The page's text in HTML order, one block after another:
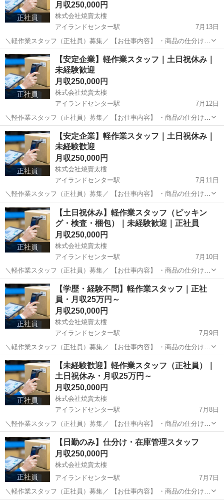
正社員
月収250,000円
株式会社焼賣太樓
アイランドセンター駅
7月13日
＼軽作業スタッフ（正社員）募集／ 【お仕事内容】 ・商品の仕分け・
ピッキング ・梱包・検査作業 ・在庫管理補助 難しいスキルは一切不
要！入社後に丁寧にお教えします。 【勤務条件】 📍 勤務地...
兵庫 神戸市 アイランドセンター駅 未経験
正社員
【安定企業】軽作業スタッフ｜土日祝休み｜
未経験歓迎
月収250,000円
株式会社焼賣太樓
アイランドセンター駅
7月12日
＼軽作業スタッフ（正社員）募集／ 【お仕事内容】 ・商品の仕分け・
ピッキング ・梱包・検査作業 ・在庫管理補助 難しいスキルは一切不
要！入社後に丁寧にお教えします。 【勤務条件】 📍 勤務地...
兵庫 神戸市 アイランドセンター駅
正社員
【安定企業】軽作業スタッフ｜土日祝休み｜
未経験歓迎
月収250,000円
株式会社焼賣太樓
アイランドセンター駅
7月11日
＼軽作業スタッフ（正社員）募集／ 【お仕事内容】 ・商品の仕分け・
ピッキング ・梱包・検査作業 ・在庫管理補助 難しいスキルは一切不
要！入社後に丁寧にお教えします。 【勤務条件】 📍 勤務地...
兵庫 神戸市 アイランドセンター駅 物流 未経験
正社員
【土日祝休み】軽作業スタッフ（ピッキン
グ・検査・梱包）｜未経験歓迎｜正社員
月収250,000円
株式会社焼賣太樓
アイランドセンター駅
7月10日
＼軽作業スタッフ（正社員）募集／ 【お仕事内容】 ・商品の仕分け・
ピッキング ・梱包・検査作業 ・在庫管理補助 難しいスキルは一切不
要！入社後に丁寧にお教えします。 【勤務条件】 📍 勤務地...
兵庫 神戸市 アイランドセンター駅 物流 未経験
正社員
【学歴・経験不問】軽作業スタッフ｜正社
員・月収25万円～
月収250,000円
株式会社焼賣太樓
アイランドセンター駅
7月9日
＼軽作業スタッフ（正社員）募集／ 【お仕事内容】 ・商品の仕分け・
ピッキング ・梱包・検査作業 ・在庫管理補助 難しいスキルは一切不
要！入社後に丁寧にお教えします。 【勤務条件】 📍 勤務地...
兵庫 神戸市 アイランドセンター駅 物流 未経験
正社員
【未経験歓迎】軽作業スタッフ（正社員）｜
土日祝休み・月収25万円～
月収250,000円
株式会社焼賣太樓
アイランドセンター駅
7月8日
＼軽作業スタッフ（正社員）募集／ 【お仕事内容】 ・商品の仕分け・
ピッキング ・梱包・検査作業 ・在庫管理補助 難しいスキルは一切不
要！入社後に丁寧にお教えします。 【勤務条件】 📍 勤務地...
兵庫 神戸市 アイランドセンター駅 物流 未経験
正社員
【日勤のみ】仕分け・在庫管理スタッフ
月収250,000円
株式会社焼賣太樓
アイランドセンター駅
7月7日
＼軽作業スタッフ（正社員）募集／ 【お仕事内容】 ・商品の仕分け・